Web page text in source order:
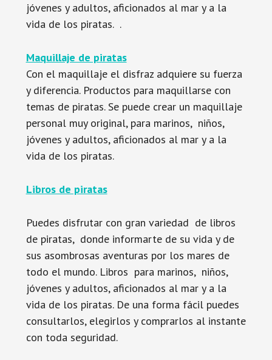
jóvenes y adultos, aficionados al mar y a la
vida de los piratas. .
Maquillaje de piratas
Con el maquillaje el disfraz adquiere su fuerza
y diferencia. Productos para maquillarse con
temas de piratas. Se puede crear un maquillaje
personal muy original, para marinos, niños,
jóvenes y adultos, aficionados al mar y a la
vida de los piratas.
Libros de piratas
Puedes disfrutar con gran variedad de libros
de piratas, donde informarte de su vida y de
sus asombrosas aventuras por los mares de
todo el mundo. Libros para marinos, niños,
jóvenes y adultos, aficionados al mar y a la
vida de los piratas. De una forma fácil puedes
consultarlos, elegirlos y comprarlos al instante
con toda seguridad.